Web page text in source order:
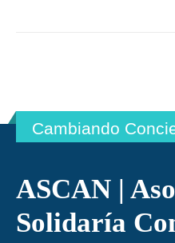
Cambiando
ASCAN |
Solidaría